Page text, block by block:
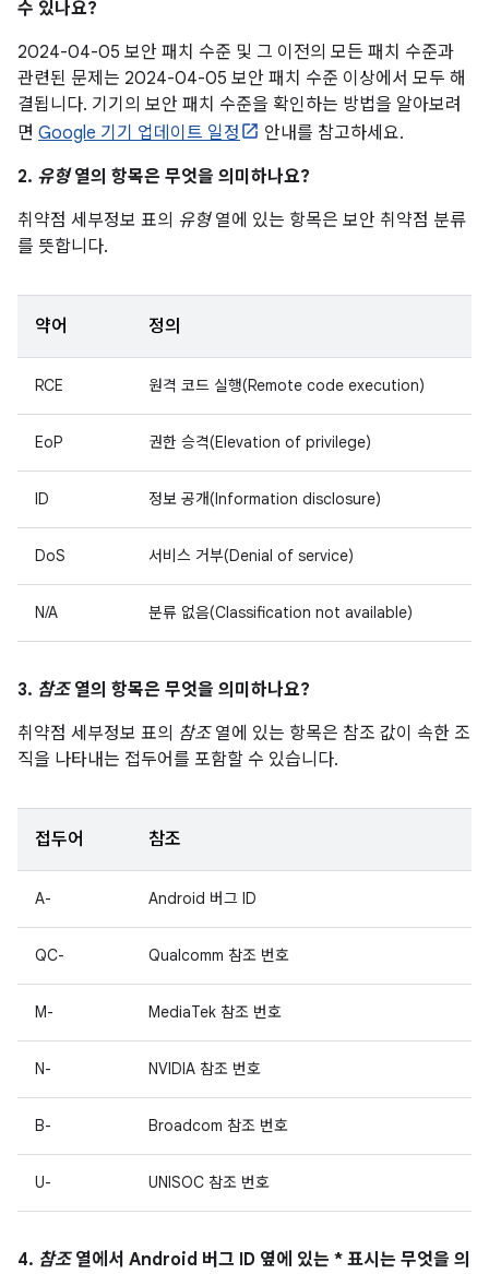
수 있나요?
2024-04-05 보안 패치 수준 및 그 이전의 모든 패치 수준과
관련된 문제는 2024-04-05 보안 패치 수준 이상에서 모두 해
결됩니다. 기기의 보안 패치 수준을 확인하는 방법을 알아보려
면 Google 기기 업데이트 일정
안내를 참고하세요.
2. 유형열의 항목은 무엇을 의미하나요?
취약점 세부정보 표의 유형열에 있는 항목은 보안 취약점 분류
를 뜻합니다.
약어 정의
RCE 원격 코드 실행(Remote code execution)
EoP 권한 승격(Elevation of privilege)
ID 정보 공개(Information disclosure)
DoS 서비스 거부(Denial of service)
N/A 분류 없음(Classification not available)
3. 참조열의 항목은 무엇을 의미하나요?
취약점 세부정보 표의 참조열에 있는 항목은 참조 값이 속한 조
직을 나타내는 접두어를 포함할 수 있습니다.
접두어 참조
A- Android 버그 ID
QC- Qualcomm 참조 번호
M- MediaTek 참조 번호
N- NVIDIA 참조 번호
B- Broadcom 참조 번호
U- UNISOC 참조 번호
4. 참조열에서 Android 버그 ID 옆에 있는 * 표시는 무엇을 의